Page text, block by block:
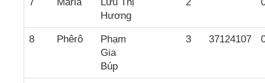
Hương
8 Phêrô
Phạm
Gia
Búp
3 37124107